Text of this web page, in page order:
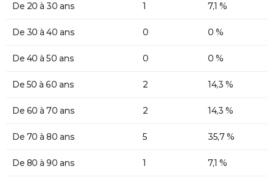
De 20 à 30 ans 1 7,1 %
De 30 à 40 ans 0 0 %
De 40 à 50 ans 0 0 %
De 50 à 60 ans 2 14,3 %
De 60 à 70 ans 2 14,3 %
De 70 à 80 ans 5 35,7 %
De 80 à 90 ans 1 7,1 %